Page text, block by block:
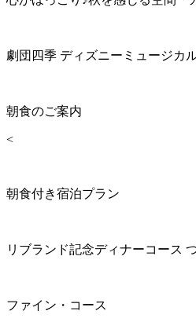
劇団四季 ディズニーミュージカ
朝食のご案内
<
朝食付き宿泊プラン
リブランド記念ディナーコース
ファイン・コース